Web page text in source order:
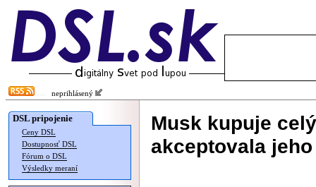
neprihlásený
DSL pripojenie
Ceny DSL
Dostupnosť DSL
Fórum o DSL
Výsledky meraní
Musk kupuje
akceptovala